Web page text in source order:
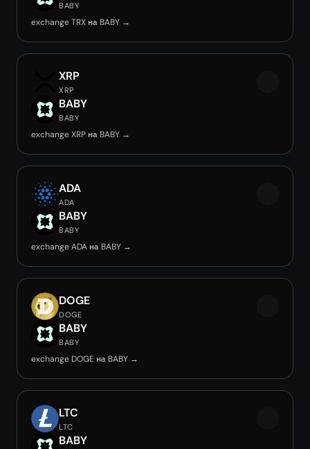
BABY
exchange TRX на BABY →
XRP
XRP
BABY
BABY
exchange XRP на BABY →
ADA
ADA
BABY
BABY
exchange ADA на BABY →
DOGE
DOGE
BABY
BABY
exchange DOGE на BABY →
LTC
LTC
BABY